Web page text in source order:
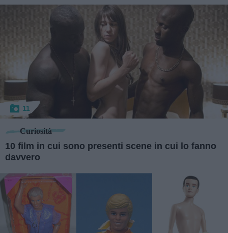
11
Curiosità
10 film in cui sono presenti scene in cui lo fanno
davvero